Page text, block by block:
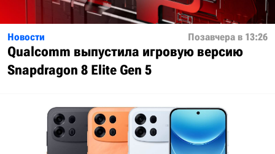
Новости Позавчера в 13:26
Qualcomm выпустила игровую версию
Snapdragon 8 Elite Gen 5